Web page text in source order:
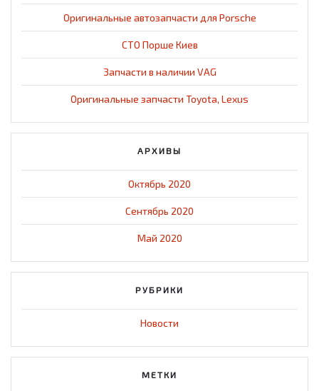
Оригинальные автозапчасти для Porsche
СТО Порше Киев
Запчасти в наличии VAG
Оригинальные запчасти Toyota, Lexus
АРХИВЫ
Октябрь 2020
Сентябрь 2020
Май 2020
РУБРИКИ
Новости
МЕТКИ